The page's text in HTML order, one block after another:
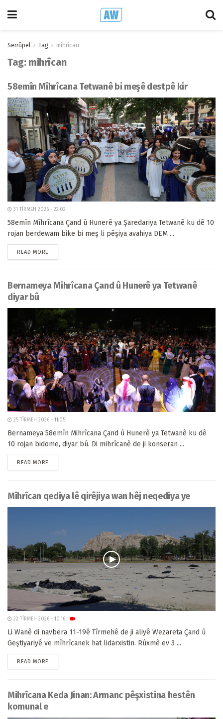
Serrûpel Tag mihrîcan
Tag: mihrîcan
58emîn Mîhrîcana Tetwanê bi meşê destpê kir
31 TÎRMEH 2026 - 22:02
58emîn Mîhrîcana Çand û Hunerê ya Şaredariya Tetwanê ku dê 10
rojan berdewam bike bi meş li pêşiya avahiya DEM ...
READ MORE
Bernameya Mihrîcana Çand û Hunerê ya Tetwanê
diyar bû
25 TÎRMEH 2026 - 11:05
Bernameya 58emîn Mihrîcana Çand û Hunerê ya Tetwanê ku dê
10 rojan bidome, diyar bû. Di mihrîcanê de ji konseran ...
READ MORE
Mîhrîcan qediya lê qirêjiya wan hêj neqediya ye
22 TÎRMEH 2026 - 10:16
Li Wanê di navbera 11-19ê Tîrmehê de ji aliyê Wezareta Çand û
Geştiyariyê ve mîhrîcanek hat lidarxistin. Rûxmê ev 3 ...
READ MORE
Mihrîcana Keda Jinan: Armanc pêşxistina hestên
komunal e